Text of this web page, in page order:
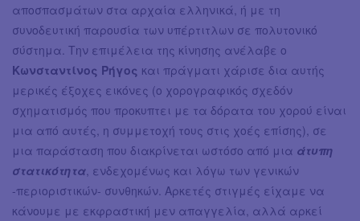
αποσπασμάτων στα αρχαία ελληνικά, ή με τη
συνοδευτική παρουσία των υπέρτιτλων σε πολυτονικό
σύστημα. Την επιμέλεια της κίνησης ανέλαβε ο
Κωνσταντίνος Ρήγος και πράγματι χάρισε δια αυτής
μερικές έξοχες εικόνες (ο χορογραφικός σχεδόν
σχηματισμός που προκυπτει με τα δόρατα του χορού είναι
μια από αυτές, η συμμετοχή τους στις χοές επίσης), σε
μια παράσταση που διακρίνεται ωστόσο από μια άτυπη
στατικότητα , ενδεχομένως και λόγω των γενικών
-περιοριστικών- συνθηκών. Αρκετές στιγμές είχαμε να
κάνουμε με εκφραστική μεν απαγγελία, αλλά αρκεί